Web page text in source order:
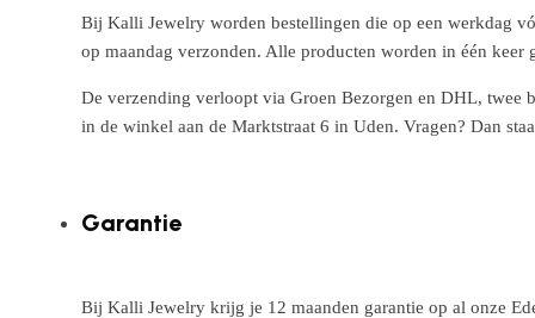
Bij Kalli Jewelry worden bestellingen die op een werkdag
op maandag verzonden. Alle producten worden in één
De verzending verloopt via Groen Bezorgen en DHL, twee
in de winkel aan de Marktstraat 6 in Uden. Vragen? Dan
Garantie
Bij Kalli Jewelry krijg je 12 maanden garantie op al onze